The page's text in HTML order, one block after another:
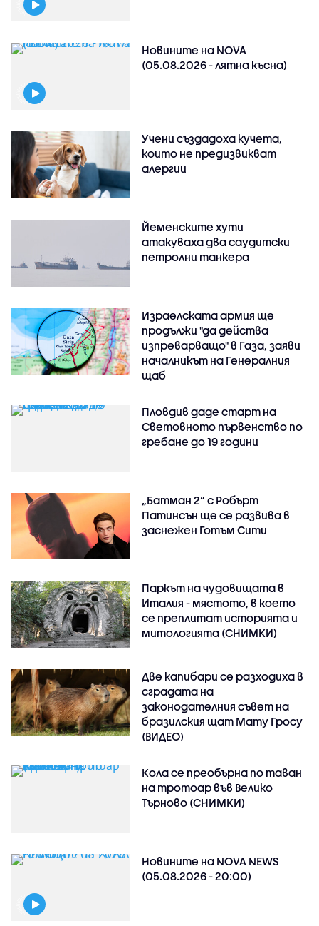
Новините на NOVA
(05.08.2026 - лятна късна)
Учени създадоха кучета,
които не предизвикват
алергии
Йеменските хути
атакуваха два саудитски
петролни танкера
Израелската армия ще
продължи "да действа
изпреварващо" в Газа, заяви
началникът на Генералния
щаб
Пловдив даде старт на
Световното първенство по
гребане до 19 години
„Батман 2“ с Робърт
Патинсън ще се развива в
заснежен Готъм Сити
Паркът на чудовищата в
Италия - мястото, в което
се преплитат историята и
митологията (СНИМКИ)
Две капибари се разходиха в
сградата на
законодателния съвет на
бразилския щат Мату Гросу
(ВИДЕО)
Кола се преобърна по таван
на тротоар във Велико
Търново (СНИМКИ)
Новините на NOVA NEWS
(05.08.2026 - 20:00)